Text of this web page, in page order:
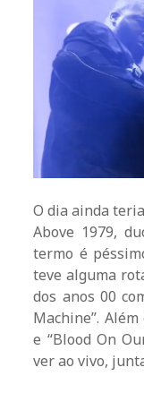
O dia ainda
Above 1979,
termo é
teve alguma
dos anos 00
Machine”.
e “Blood On
ver ao vivo,